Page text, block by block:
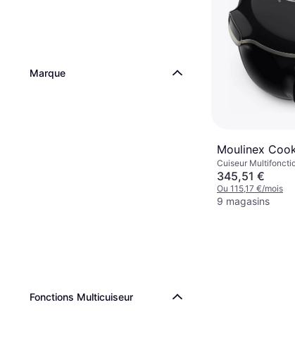
Marque
Fonctions Multicuiseur
Moulinex
Cuiseur
Lave-Vaisselle, Wi-
par Application
Antiadhésif, Plateau
Automatique, Écran,
345,51 €
Ou 115,17 €/mois
9 magasins